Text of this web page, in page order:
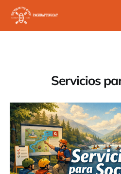
Servicios